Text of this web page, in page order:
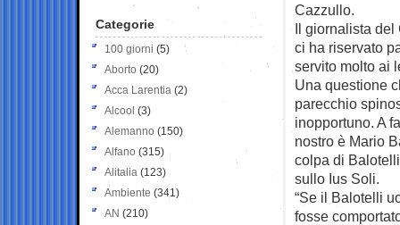
Cazzullo.
Il giornalista
ci ha riservato
servito molto ai
Una questione
parecchio
inopportuno. A
nostro è Mario
colpa di
sullo Ius Soli.
“Se il Balotelli
fosse
Categorie
100 giorni (5)
Aborto (20)
Acca Larentia (2)
Alcool (3)
Alemanno (150)
Alfano (315)
Alitalia (123)
Ambiente (341)
AN (210)